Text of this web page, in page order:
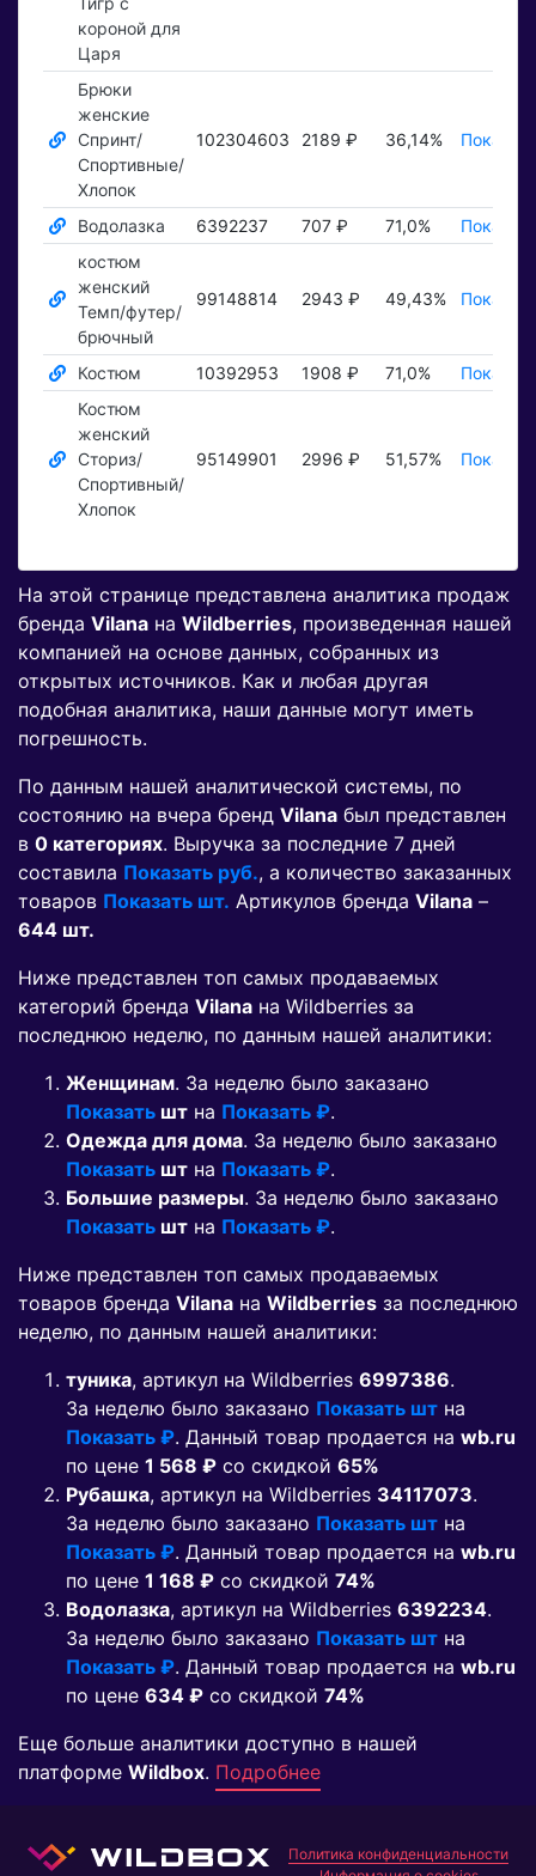
короной для
Царя
Брюки
женские
Спринт/
Спортивные/
Хлопок
102304603 2189 ₽ 36,14%
Водолазка 6392237 707 ₽ 71,0%
костюм
женский
Темп/футер/
брючный
99148814 2943 ₽ 49,43%
Костюм 10392953 1908 ₽ 71,0%
Костюм
женский
Сториз/
Спортивный/
Хлопок
95149901 2996 ₽ 51,57%
На этой странице представлена аналитика продаж
бренда Vilana на Wildberries, произведенная нашей
компанией на основе данных, собранных из
открытых источников. Как и любая другая
подобная аналитика, наши данные могут иметь
погрешность.
По данным нашей аналитической системы, по
состоянию на вчера бренд Vilana был представлен
в 0 категориях. Выручка за последние 7 дней
составила Показать руб., а количество заказанных
товаров Показать шт. Артикулов бренда Vilana –
644 шт.
Ниже представлен топ самых продаваемых
категорий бренда Vilana на Wildberries за
последнюю неделю, по данным нашей аналитики:
Женщинам. За неделю было заказано
Показать шт на Показать ₽.
Одежда для дома. За неделю было заказано
Показать шт на Показать ₽.
Большие размеры. За неделю было заказано
Показать шт на Показать ₽.
Ниже представлен топ самых продаваемых
товаров бренда Vilana на Wildberries за последнюю
неделю, по данным нашей аналитики:
туника, артикул на Wildberries 6997386.
За неделю было заказано Показать шт на
Показать ₽. Данный товар продается на wb.ru
по цене 1 568 ₽ co скидкой 65%
Рубашка, артикул на Wildberries 34117073.
За неделю было заказано Показать шт на
Показать ₽. Данный товар продается на wb.ru
по цене 1 168 ₽ co скидкой 74%
Водолазка, артикул на Wildberries 6392234.
За неделю было заказано Показать шт на
Показать ₽. Данный товар продается на wb.ru
по цене 634 ₽ co скидкой 74%
Еще больше аналитики доступно в нашей
платформе Wildbox. Подробнее
Политика конфиденциальности